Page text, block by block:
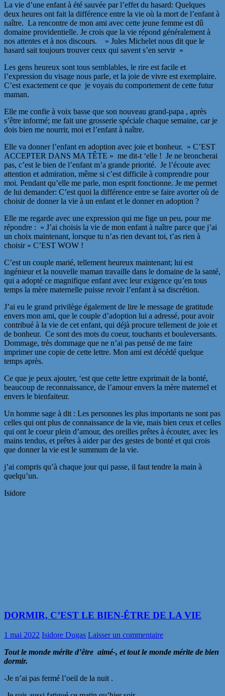
La vie d’une enfant à été sauvée par l’effet du hasard: Quelques
deux heures ont fait la différence entre la vie où la mort de l’enfant à
naître. La rencontre de mon ami avec cette jeune femme est dû
domaine providentielle. Je crois que la vie répond généralement à
nos attentes et à nos discours. » Jules Michelet nous dit que le
hasard sait toujours trouver ceux qui savent s’en servir »
Les gens heureux sont tous semblables, le rire est facile et
l’expression du visage nous parle, et la joie de vivre est exemplaire.
C’est exactement ce que je voyais du comportement de cette futur
maman.
Elle me confie à voix basse que son nouveau grand-papa , après
s’être informé; me fait une grosserie spéciale chaque semaine, car je
dois bien me nourrir, moi et l’enfant à naître.
Elle va donner l’enfant en adoption avec joie et bonheur. » C’EST
ACCEPTER DANS MA TÊTE » me dit-t ‘elle ! Je ne broncherai
pas, c’est le bien de l’enfant m’a grande priorité. Je l’écoute avec
attention et admiration, même si c’est difficile à comprendre pour
moi. Pendant qu’elle me parle, mon esprit fonctionne. Je me permet
de lui demander: C’est quoi la différence entre se faire avorter où de
choisir de donner la vie à un enfant et le donner en adoption ?
Elle me regarde avec une expression qui me fige un peu, pour me
répondre : » J’ai choisis la vie de mon enfant à naître parce que j’ai
un choix maintenant, lorsque tu n’as rien devant toi, t’as rien à
choisir » C’EST WOW !
C’est un couple marié, tellement heureux maintenant; lui est
ingénieur et la nouvelle maman travaille dans le domaine de la santé,
qui a adopté ce magnifique enfant avec leur exigence qu’en tous
temps la mère maternelle puisse revoir l’enfant à sa discrétion.
J’ai eu le grand privilège également de lire le message de gratitude
envers mon ami, que le couple d’adoption lui a adressé, pour avoir
contribué à la vie de cet enfant, qui déjà procure tellement de joie et
de bonheur. Ce sont des mots du coeur, touchants et bouleversants.
Dommage, très dommage que ne n’ai pas pensé de me faire
imprimer une copie de cette lettre. Mon ami est décédé quelque
temps après.
Ce que je peux ajouter, ‘est que cette lettre exprimait de la bonté,
beaucoup de reconnaissance, de l’amour envers la mère maternel et
envers le bienfaiteur.
Un homme sage à dit : Les personnes les plus importants ne sont pas
celles qui ont plus de connaissance de la vie, mais bien ceux et celles
qui ont le coeur plein d’amour, des oreilles prêtes à écouter, avec les
mains tendus, et prêtes à aider par des gestes de bonté et qui crois
que donner la vie est le summum de la vie.
j’ai compris qu’à chaque jour qui passe, il faut tendre la main à
quelqu’un.
Isidore
DORMIR, C’EST LE BIEN-ÊTRE DE LA VIE
1 mai 2022 Isidore Dugas Laisser un commentaire
Tout le monde mérite d’être aimé-, et tout le monde mérite de bien
dormir.
-Je n’ai pas fermé l’oeil de la nuit .